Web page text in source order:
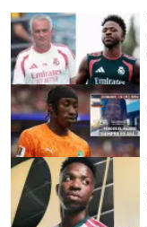
15
seconds